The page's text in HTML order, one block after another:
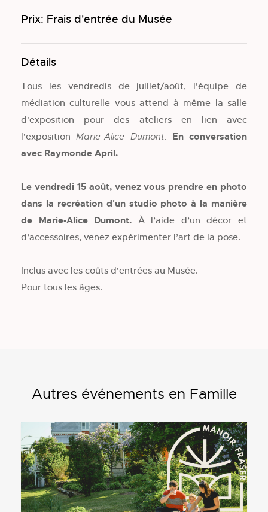
Prix: Frais d'entrée du Musée
Détails
Tous les vendredis de juillet/août, l'équipe de
médiation culturelle vous attend à même la salle
d'exposition pour des ateliers en lien avec
l'expositionMarie-Alice Dumont.
En conversation
avec Raymonde April.
Le vendredi 15 août, venez vous prendre en photo
dans la recréation d'un studio photo à la manière
de Marie-Alice Dumont. À l’aide d’un décor et
d’accessoires, venez expérimenter l’art de la pose.
Inclus avec les coûts d'entrées au Musée.
Pour tous les âges.
Autres événements en Famille